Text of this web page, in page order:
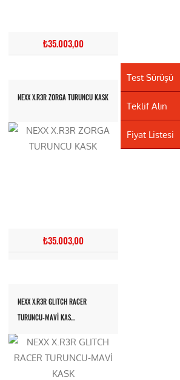
₺35.003,00
NEXX X.R3R ZORGA TURUNCU KASK
₺35.003,00
NEXX X.R3R GLITCH RACER
TURUNCU-MAVİ KAS...
Test Sürüşü
Teklif Alın
Fiyat Listesi